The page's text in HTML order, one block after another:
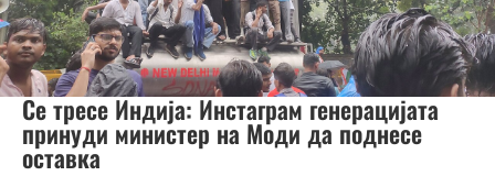
Се тресе Индија: Инстаграм генерацијата
принуди министер на Моди да поднесе
оставка